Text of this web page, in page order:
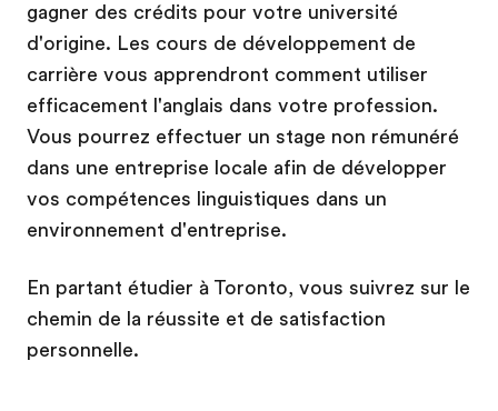
gagner des crédits pour votre université
d'origine. Les cours de développement de
carrière vous apprendront comment utiliser
efficacement l'anglais dans votre profession.
Vous pourrez effectuer un stage non rémunéré
dans une entreprise locale afin de développer
vos compétences linguistiques dans un
environnement d'entreprise.
En partant étudier à Toronto, vous suivrez sur le
chemin de la réussite et de satisfaction
personnelle.